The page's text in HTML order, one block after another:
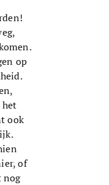
op
het
ook
of
nog